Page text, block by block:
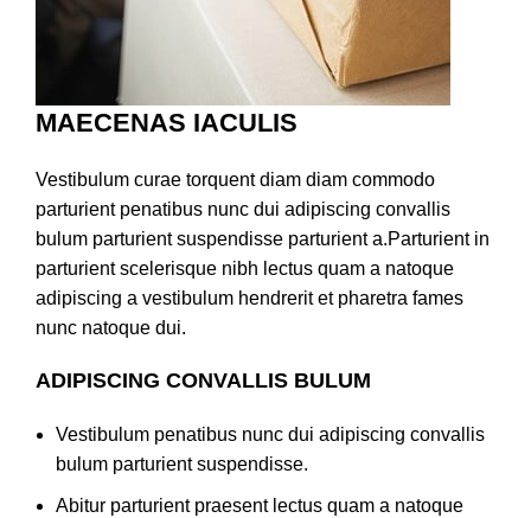
MAECENAS IACULIS
Vestibulum curae torquent diam diam commodo
parturient penatibus nunc dui adipiscing convallis
bulum parturient suspendisse parturient a.Parturient in
parturient scelerisque nibh lectus quam a natoque
adipiscing a vestibulum hendrerit et pharetra fames
nunc natoque dui.
ADIPISCING CONVALLIS BULUM
Vestibulum penatibus nunc dui adipiscing convallis
bulum parturient suspendisse.
Abitur parturient praesent lectus quam a natoque